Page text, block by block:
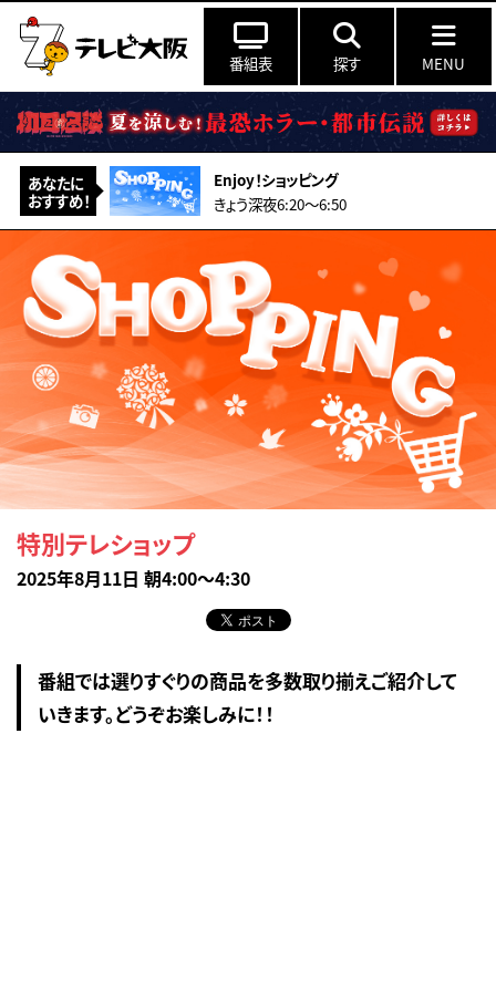
番組表 探す MENU
あなたに
おすすめ！
Enjoy！ショッピング
きょう深夜6:20〜6:50
特別テレショップ
2025年8月11日 朝4:00～4:30
番組では選りすぐりの商品を多数取り揃えご紹介して
いきます。どうぞお楽しみに！！